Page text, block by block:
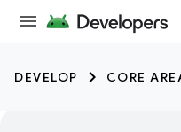
DEVELOP CORE